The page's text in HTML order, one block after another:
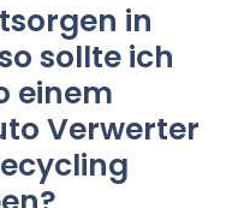
in
sollte ich
einem
Verwerter